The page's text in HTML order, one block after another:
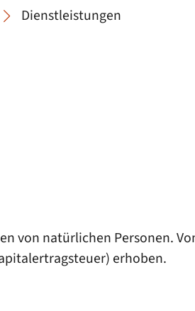
Dienstleistungen
von natürlichen Personen.
erhoben.